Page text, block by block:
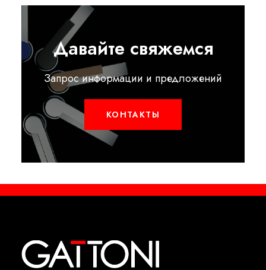
Давайте свяжемся
Запрос информации и предложений
КОНТАКТЫ